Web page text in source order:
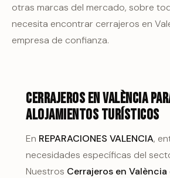
otras marcas del mercado, sobre
necesita encontrar cerrajeros en
empresa de confianza.
Cerrajeros en València
alojamientos turísticos
En REPARACIONES VALENCIA,
necesidades específicas del
Nuestros Cerrajeros en València